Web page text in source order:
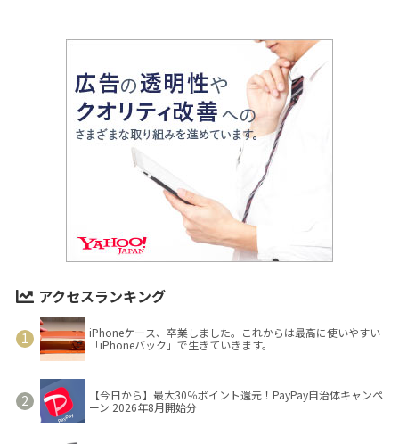
アクセスランキング
iPhoneケース、卒業しました。これからは最高に使いやすい
「iPhoneバック」で生きていきます。
【今日から】最大30％ポイント還元！PayPay自治体キャンペ
ーン 2026年8月開始分